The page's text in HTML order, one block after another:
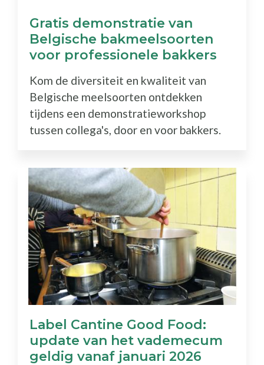
Gratis demonstratie van
Belgische bakmeelsoorten
voor professionele bakkers
Kom de diversiteit en kwaliteit van
Belgische meelsoorten ontdekken
tijdens een demonstratieworkshop
tussen collega's, door en voor bakkers.
Label Cantine Good Food:
update van het vademecum
geldig vanaf januari 2026